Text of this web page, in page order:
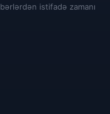
istifadə zamanı